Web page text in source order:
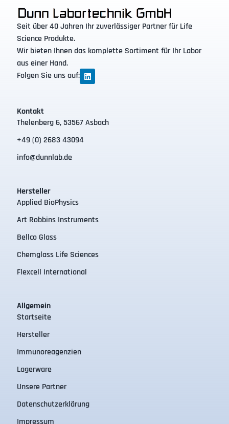
Seit über 40 Jahren Ihr zuverlässiger Partner für Life
Science Produkte.
Wir bieten Ihnen das komplette Sortiment für Ihr Labor
aus einer Hand.
Folgen Sie uns auf:
Kontakt
Thelenberg 6, 53567 Asbach
+49 (0) 2683 43094
info@dunnlab.de
Hersteller
Applied BioPhysics
Art Robbins Instruments
Bellco Glass
Chemglass Life Sciences
Flexcell International
Allgemein
Startseite
Hersteller
Immunoreagenzien
Lagerware
Unsere Partner
Datenschutzerklärung
Impressum